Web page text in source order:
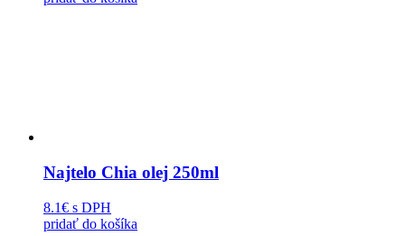
Najtelo Chia olej 250ml
8.1€ s DPH
pridať do košíka